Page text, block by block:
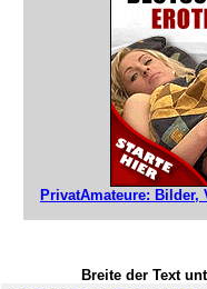
PrivatAmateure:
Breite der Text